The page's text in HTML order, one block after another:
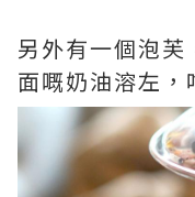
另外有一個泡
面嘅奶油溶左，